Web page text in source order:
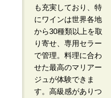
も充実しており、特
にワインは世界各地
から30種類以上を取
り寄せ、専用セラー
で管理。料理に合わ
せた最高のマリアー
ジュが体験できま
す。高級感がありつ